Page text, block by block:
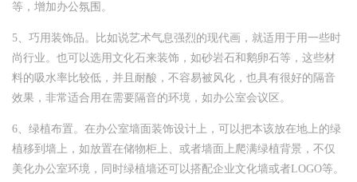
等，增加办公氛围。
5、巧用装饰品。比如说艺术气息强烈的现代画，就适用于用一些时
尚行业。也可以选用文化石来装饰，如砂岩石和鹅卵石等，这些材
料的吸水率比较低，并且耐酸，不容易被风化，也具有很好的隔音
效果，非常适合用在需要隔音的环境，如办公室会议区。
6、绿植布置。在办公室墙面装饰设计上，可以把本该放在地上的绿
植移到墙上，如放置在储物柜上、或者墙面上爬满绿植背景，不仅
美化办公室环境，同时绿植墙还可以搭配企业文化墙或者LOGO等。